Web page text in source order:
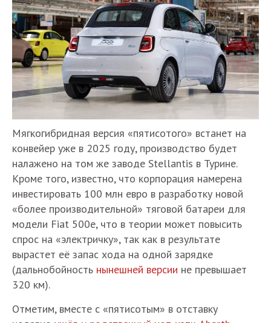
Мягкогибридная версия «пятисотого» встанет на
конвейер уже в 2025 году, производство будет
налажено на том же заводе Stellantis в Турине.
Кроме того, известно, что корпорация намерена
инвестировать 100 млн евро в разработку новой
«более производительной» тяговой батареи для
модели Fiat 500e, что в теории может повысить
спрос на «электричку», так как в результате
вырастет её запас хода на одной зарядке
(дальнобойность нынешней версии не превышает
320 км).
Отметим, вместе с «пятисотым» в отставку